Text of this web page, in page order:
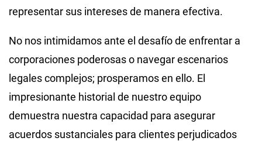
representar sus intereses de manera efectiva.
No nos intimidamos ante el desafío de enfrentar a
corporaciones poderosas o navegar escenarios
legales complejos; prosperamos en ello. El
impresionante historial de nuestro equipo
demuestra nuestra capacidad para asegurar
acuerdos sustanciales para clientes perjudicados